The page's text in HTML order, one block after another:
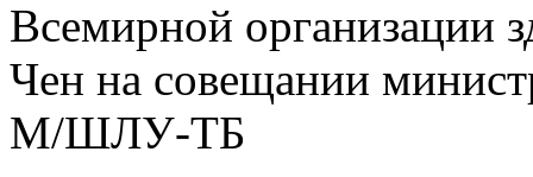
Всемирной организации
Чен на совещании
М/ШЛУ-ТБ